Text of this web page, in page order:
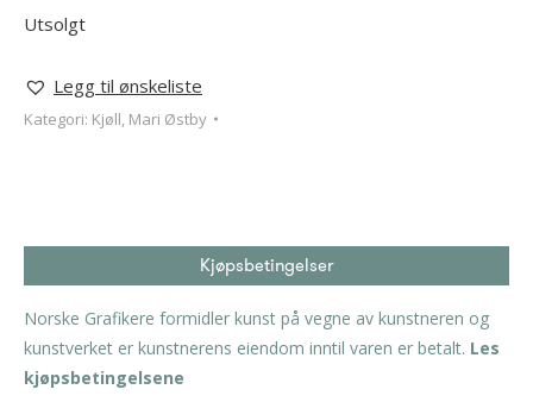
Utsolgt
Legg til ønskeliste
Kategori: Kjøll, Mari Østby
Kjøpsbetingelser
Norske Grafikere formidler kunst på vegne av kunstneren og
kunstverket er kunstnerens eiendom inntil varen er betalt. Les
kjøpsbetingelsene